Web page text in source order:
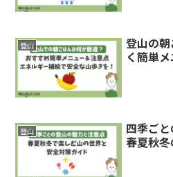
登山
登山の
く簡単
登山
四季ご
春夏秋